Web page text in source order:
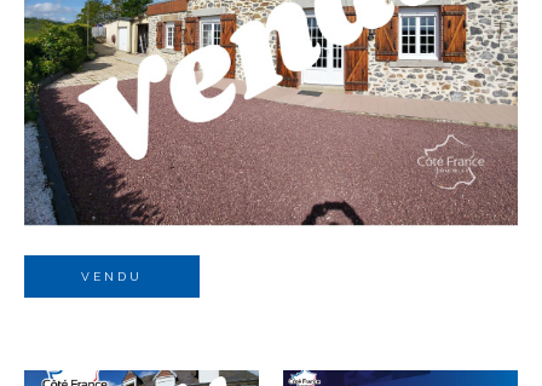
VENDU
Budget
Budget
Surface
Surface
Pièces
Référence